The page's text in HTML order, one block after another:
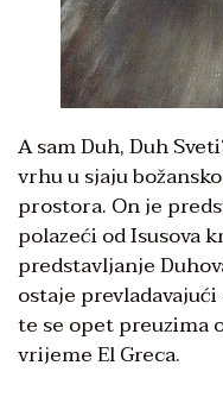
A sam Duh, Duh
vrhu u sjaju
prostora. On je
polazeći od Isusova
predstavljanje
ostaje
te se opet preuzima
vrijeme El Greca.